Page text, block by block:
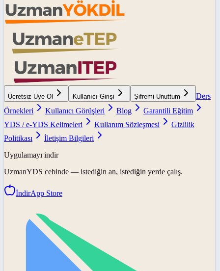
Ücretsiz Üye Ol Kullanıcı Girişi Şifremi Unuttum
Ders
Örnekleri
Kullanıcı Görüşleri Blog
Garantili Eğitim
YDS / e-YDS Kelimeleri
Kullanım Sözleşmesi
Gizlilik
Politikası
İletişim Bilgileri
Uygulamayı indir
UzmanYDS cebinde — istediğin an, istediğin yerde çalış.
İndirApp Store